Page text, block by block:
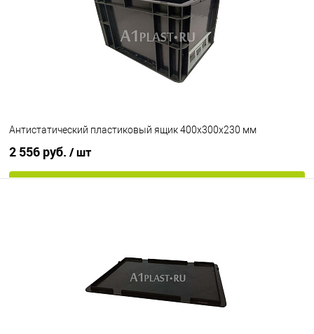
Антистатический пластиковый ящик 400х300х230 мм
2 556 руб. / шт